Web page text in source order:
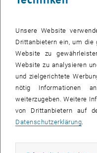
Unsere Website
Drittanbietern ein, um die
Website zu
Website zu analysieren
und zielgerichtete
nötig Informationen
weiterzugeben. Weitere
von Drittanbietern auf
Datenschutzerklärung.